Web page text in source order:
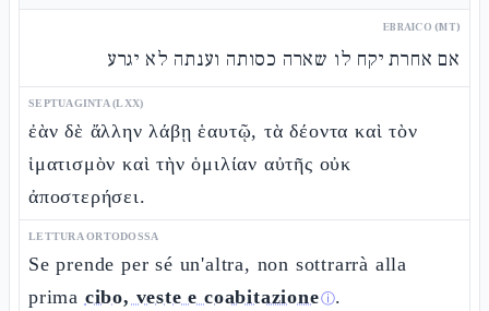
EBRAICO (MT)
אם אחרת יקח לו שארה כסותה וענתה לא יגרע
SEPTUAGINTA (LXX)
ἐὰν δὲ ἄλλην λάβῃ ἑαυτῷ, τὰ δέοντα καὶ τὸν
ἱματισμὸν καὶ τὴν ὁμιλίαν αὐτῆς οὐκ
ἀποστερήσει.
LETTURA ORTODOSSA
Se prende per sé un'altra, non sottrarrà alla
prima cibo, veste e coabitazioneⓘ.